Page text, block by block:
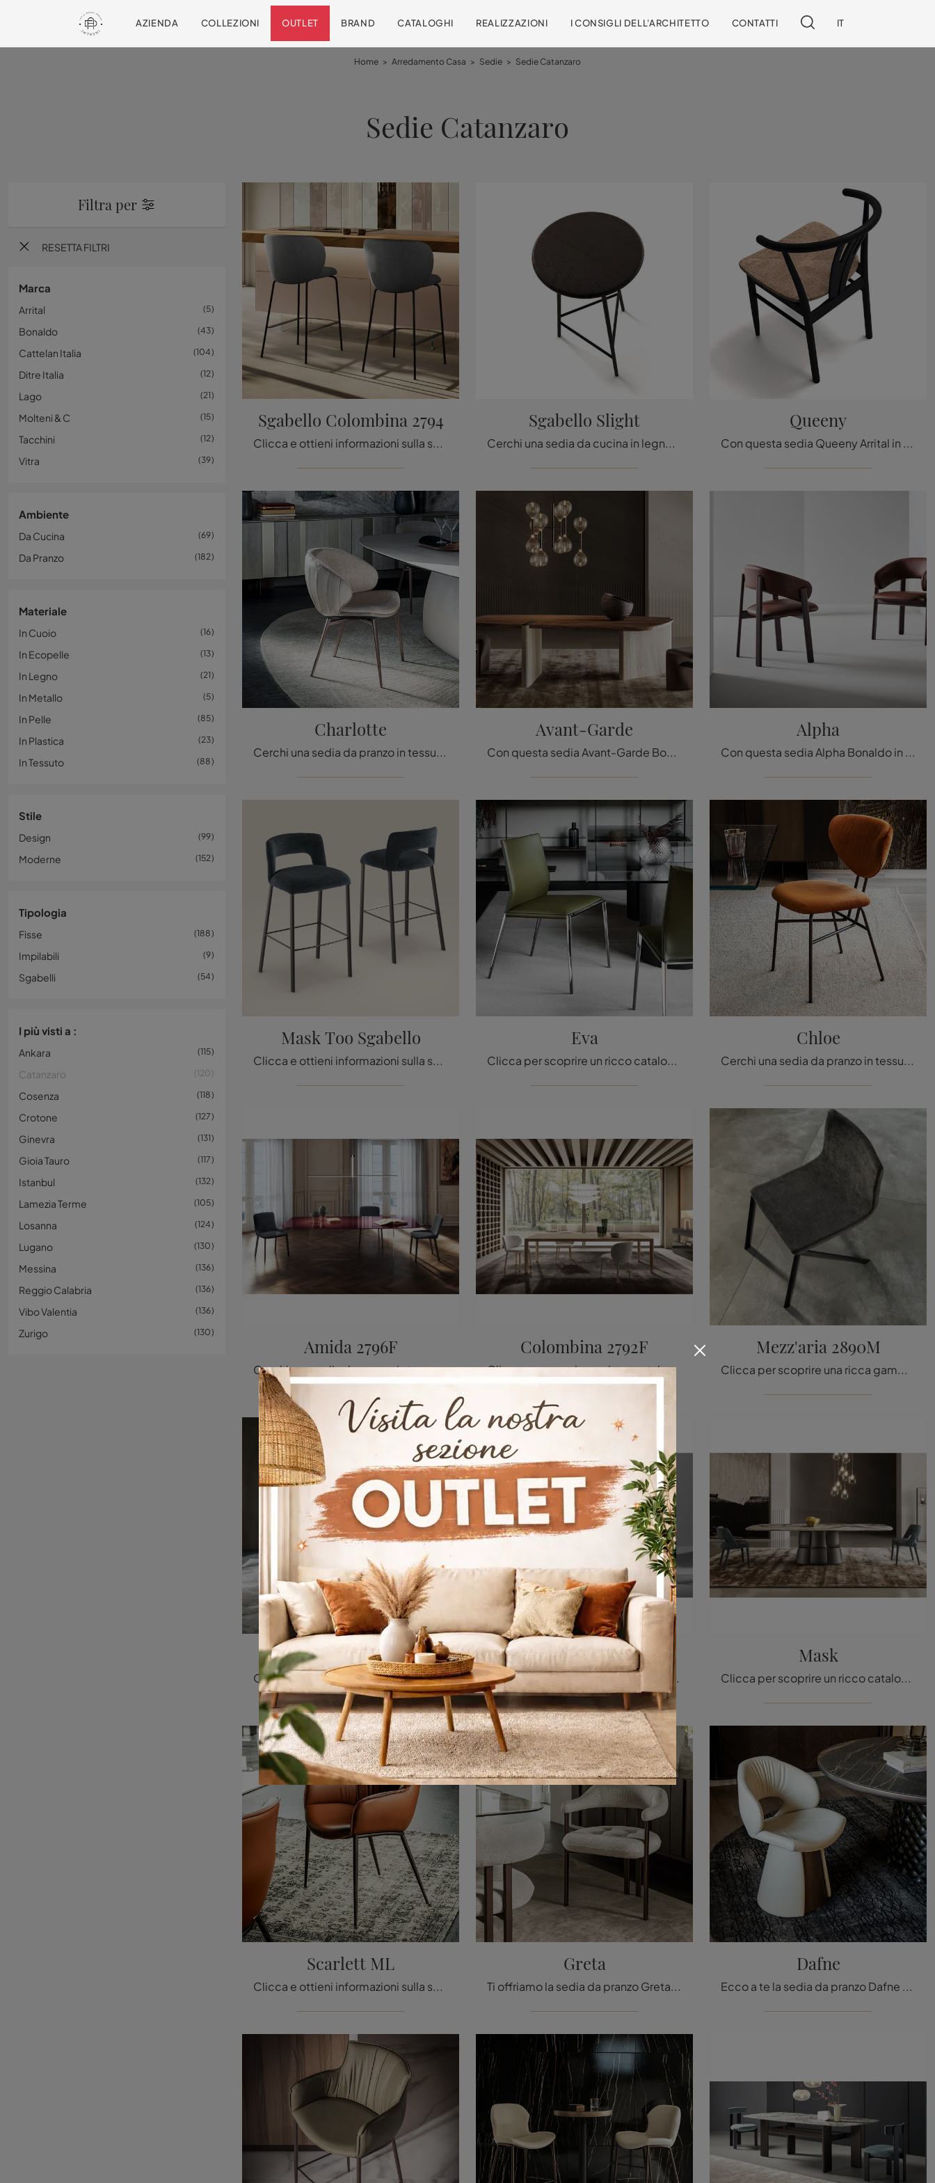
AZIENDA COLLEZIONI OUTLET BRAND CATALOGHI REALIZZAZIONI I CONSIGLI DELL'ARCHITETTO CONTATTI IT
Home > Arredamento Casa > Sedie > Sedie Catanzaro
Sedie Catanzaro
Filtra per
RESETTA FILTRI
Marca
Arrital 5
Bonaldo 43
Cattelan Italia 104
Ditre Italia 12
Lago 21
Molteni & C 15
Tacchini 12
Vitra 39
Ambiente
Da Cucina 69
Da Pranzo 182
Materiale
In Cuoio 16
In Ecopelle 13
In Legno 21
In Metallo 5
In Pelle 85
In Plastica 23
In Tessuto 88
Stile
Design 99
Moderne 152
Tipologia
Fisse 188
Impilabili 9
Sgabelli 54
I più visti a :
Ankara 115
Catanzaro 120
Cosenza 118
Crotone 127
Ginevra 131
Gioia Tauro 117
Istanbul 132
Lamezia Terme 105
Losanna 124
Lugano 130
Messina 136
Reggio Calabria 136
Vibo Valentia 136
Zurigo 130
Sgabello Colombina 2794
Clicca e ottieni informazioni sulla seduta Sgabello Colombina 2794 di Lago in tessuto: le più originali Sedie sgabelli moderne ti aspettano.
Sgabello Slight
Cerchi una sedia da cucina in legno? Clicca e scopri il modello Sgabello Slight di Arrital per completare i tuoi spazi perfettamente.
Queeny
Con questa sedia Queeny Arrital in legno, una tra le nostre sedute fisse moderne, potrai arricchire i tuoi spazi.
Charlotte
Cerchi una sedia da pranzo in tessuto? Clicca e scopri il modello Charlotte di Cattelan Italia per ultimare i tuoi interni al meglio.
Avant-Garde
Con questa sedia Avant-Garde Bonaldo in tessuto, una tra le nostre sedute fisse design, potrai completare i tuoi interni.
Alpha
Con questa sedia Alpha Bonaldo in pelle, una tra le nostre sedute fisse design, potrai completare i tuoi spazi.
Mask Too Sgabello
Clicca e ottieni informazioni sulla sedia Mask Too Sgabello di Bonaldo in tessuto: le più originali Sedie sgabelli moderne ti attendono.
Eva
Clicca per scoprire un ricco catalogo di sedie fisse per stanze design: il modello Eva di Cattelan Italia ti aspetta!
Chloe
Cerchi una sedia da pranzo in tessuto? Clicca e scopri il modello Chloe di Cattelan Italia per completare i tuoi interni alla perfezione.
Amida 2796F
Cerchi una sedia da pranzo in tessuto? Clicca e scopri il modello Amida 2796F di Lago per ultimare i tuoi locali al meglio.
Colombina 2792F
Clicca per scoprire un ricco catalogo di sedie fisse per stanze moderne: il modello Colombina 2792F di Lago ti sta aspettando!
Mezz'aria 2890M
Clicca per scoprire una ricca gamma di sedie fisse per stanze design: il modello Mezz'aria 2890M di Lago ti aspetta!
Devon
Oltre a assolvere a una funzione imprescindibile, questi arredamenti possono enfatizzare un luogo anche anonimo e privo di accessori.
Youpi Too Sgabello
Con questa sedia Youpi Too Sgabello Bonaldo in tessuto, una delle nostre sedute sgabelli design, potrai impreziosire i tuoi spazi.
Mask
Clicca per scoprire un ricco catalogo di sedie fisse per stanze moderne: il modello Mask di Bonaldo ti aspetta!
Scarlett ML
Clicca e ottieni informazioni sulla seduta Scarlett ML di Cattelan Italia in pelle: le più originali Sedie fisse moderne ti attendono.
Greta
Ti offriamo la sedia da pranzo Greta per ambientazioni moderne, tra le più originali Sedie fisse di Cattelan Italia.
Dafne
Ecco a te la sedia da pranzo Dafne per atmosfere design, tra le più originali Sedie fisse di Cattelan Italia.